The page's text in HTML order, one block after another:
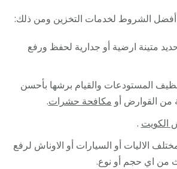
أفضل الشروط لخدمات التخزين ومن ذلك:
متينة ارضية أو جدارية لحفظ ورفع
المستودعات والقيام برشها بأحسن
من القوارض أو مكافحة حشرات.
الكويت .
الاليات أو السيارات أو الاوناش لرفع
من اي حجم أو نوع.